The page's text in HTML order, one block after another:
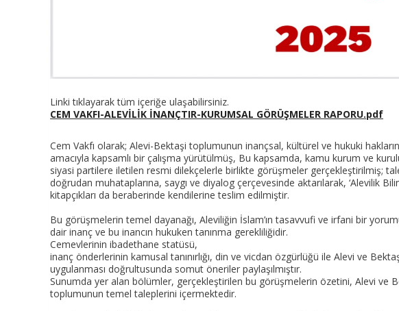
Linki tıklayarak tüm içeriğe ulaşabilirsiniz.
CEM VAKFI-ALEVİLİK İNANÇTIR-KURUMSAL GÖRÜŞMELER RAPORU.pdf
Cem Vakfı olarak; Alevi-Bektaşi toplumunun inançsal, kültürel ve hukuki
amacıyla kapsamlı bir çalışma yürütülmüş, Bu kapsamda, kamu kurum ve
siyasi partilere iletilen resmi dilekçelerle birlikte görüşmeler gerçekleştirilmiş;
doğrudan muhataplarına, saygı ve diyalog çerçevesinde aktarılarak, ‘Alevilik
kitapçıkları da beraberinde kendilerine teslim edilmiştir.
Bu görüşmelerin temel dayanağı, Aleviliğin İslam’ın tasavvufi ve irfani bir
dair inanç ve bu inancın hukuken tanınma gerekliliğidir.
Cemevlerinin ibadethane statüsü,
inanç önderlerinin kamusal tanınırlığı, din ve vicdan özgürlüğü ile Alevi ve
uygulanması doğrultusunda somut öneriler paylaşılmıştır.
Sunumda yer alan bölümler, gerçekleştirilen bu görüşmelerin özetini, Alevi ve
toplumunun temel taleplerini içermektedir.